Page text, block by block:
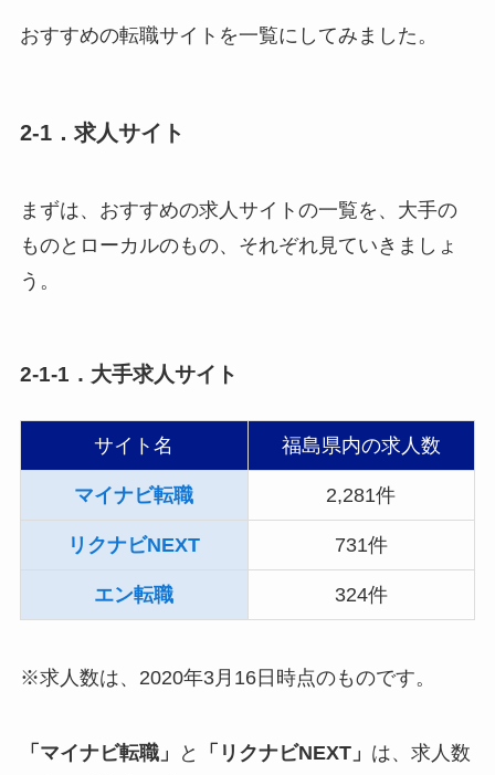
おすすめの転職サイトを一覧にしてみました。
2-1．求人サイト
まずは、おすすめの求人サイトの一覧を、大手の
ものとローカルのもの、それぞれ見ていきましょ
う。
2-1-1．大手求人サイト
サイト名 福島県内の求人数
マイナビ転職 2,281件
リクナビNEXT 731件
エン転職 324件
※求人数は、2020年3月16日時点のものです。
「マイナビ転職」 と 「リクナビNEXT」 は、求人数